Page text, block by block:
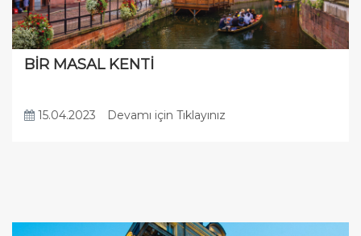
BİR MASAL KENTİ
15.04.2023 Devamı için Tıklayınız